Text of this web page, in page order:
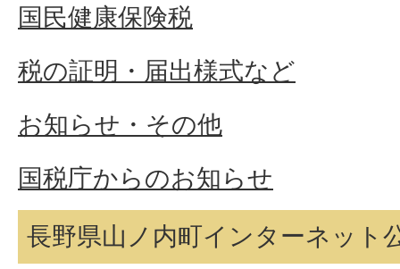
国民健康保険税
税の証明・届出様式など
お知らせ・その他
国税庁からのお知らせ
長野県山ノ内町インターネット